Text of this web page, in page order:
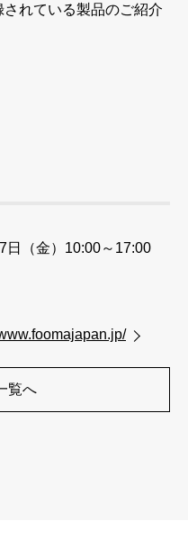
れている製品のご紹介
日（金）10:00～17:00
覧へ